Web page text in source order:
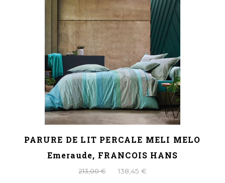
PARURE DE LIT PERCALE MELI MELO
Emeraude, FRANCOIS HANS
213,00 € 138,45 €